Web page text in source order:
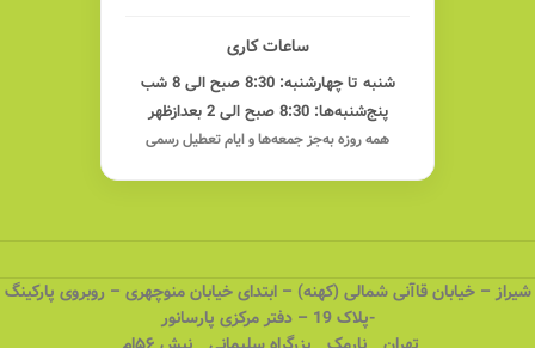
ساعات کاری
شنبه تا چهارشنبه: 8:30 صبح الی 8 شب
پنج‌شنبه‌ها: 8:30 صبح الی 2 بعدازظهر
همه روزه به‌جز جمعه‌ها و ایام تعطیل رسمی
شیراز – خیابان قاآنی شمالی (کهنه) – ابتدای خیابان منوچهری – روبروی پارکینگ
-پلاک 19 – دفتر مرکزی پارسانور